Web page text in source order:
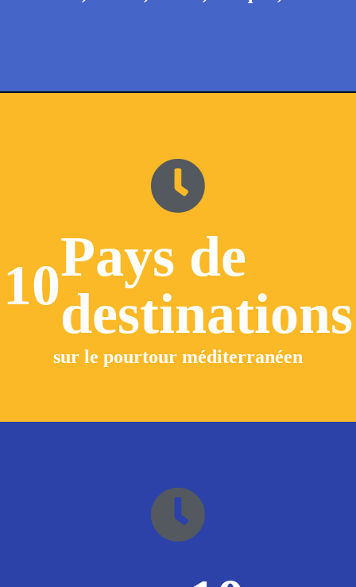
10Pays de
destinations
sur le pourtour méditerranéen